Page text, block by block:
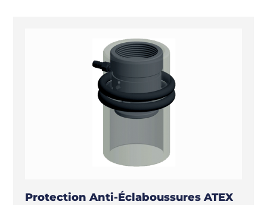
Protection Anti-Éclaboussures ATEX